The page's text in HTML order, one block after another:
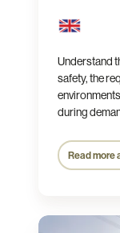
Understand
safety, the
during
Read more
Sähkötyö­